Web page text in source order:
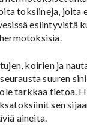
toksiineja, joita
esiintyvistä
koirien ja
suuren
ole tarkkaa tietoa.
sen
aineita.